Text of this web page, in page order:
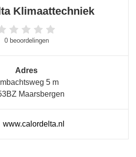
Klimaattechniek
0 beoordelingen
Adres
5 m
Maarsbergen
www.calordelta.nl